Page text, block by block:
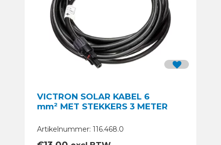
VICTRON SOLAR KABEL 6
mm² MET STEKKERS 3 METER
Artikelnummer: 116.468.0